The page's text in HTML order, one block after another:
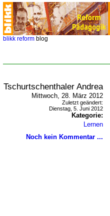
blikk reform blog
Tschurtschenthaler Andrea
Mittwoch, 28. März 2012
Zuletzt geändert:
Dienstag, 5. Juni 2012
Kategorie:
Lernen
Noch kein Kommentar ...